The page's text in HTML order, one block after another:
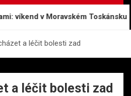
v Moravském Toskánsku
a léčit bolesti zad
a léčit bolesti zad